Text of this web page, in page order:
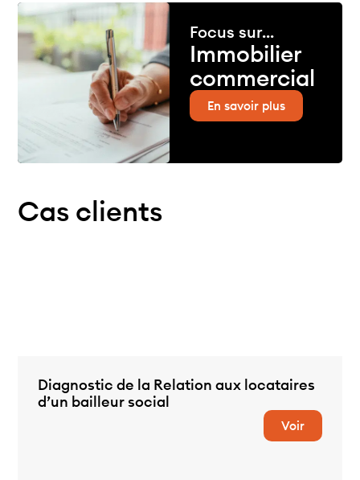
Focus sur...
Immobilier
commercial
En savoir plus
Cas clients
Diagnostic de la Relation aux locataires
d’un bailleur social
Voir